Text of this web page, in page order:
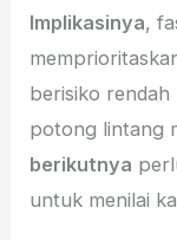
Implikasinya,
berisiko rendah
potong lintang
berikutnya
untuk menilai